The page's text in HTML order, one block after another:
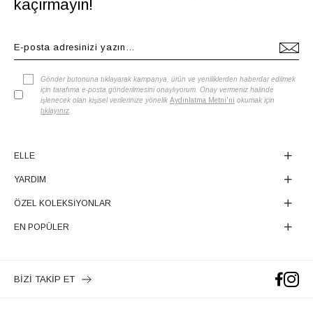
kaçırmayın!
Gönder butonuna tıklayarak kampanya, ürün ve yeniliklerden haberdar edilmek
için tarafıma e-posta gönderilmesini onaylıyorum. Onay vermeniz halinde
işlenecek olan kişisel verilerinize yönelik Aydınlatma Metni'ni okumak için
tıklayınız
ELLE
YARDIM
ÖZEL KOLEKSİYONLAR
EN POPÜLER
BİZİ TAKİP ET